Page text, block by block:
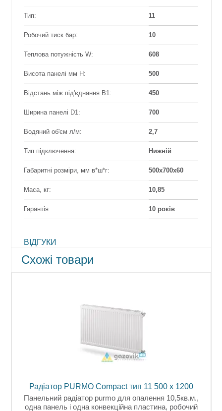
Тип: 11
Робочий тиск бар: 10
Теплова потужність W: 608
Висота панелі мм Н: 500
Відстань між під'єднання B1: 450
Ширина панелі D1: 700
Водяний об'єм л/м: 2,7
Тип підключення: Нижній
Габаритні розміри, мм в*ш*г: 500х700х60
Маса, кг: 10,85
Гарантія 10 років
ВІДГУКИ
Схожі товари
Радіатор PURMO Compact тип 11 500 x 1200
Панельний радіатор purmo для опалення 10,5кв.м.,
одна панель і одна конвекційна пластина, робочий